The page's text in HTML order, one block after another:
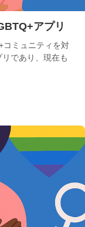
アプリ
コミュニティを対
であり、現在も